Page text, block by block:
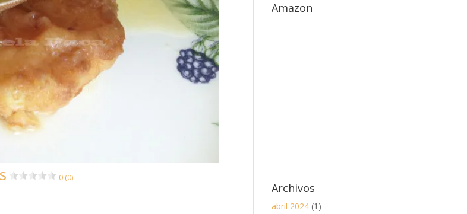
0 (0)
Amazon
Archivos
abril 2024 (1)